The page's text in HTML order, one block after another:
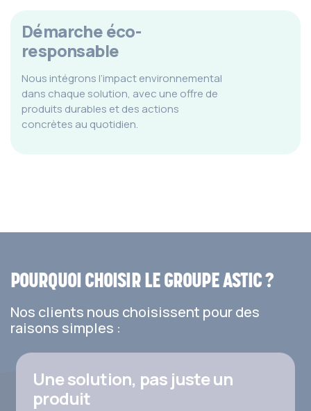
Démarche éco-
responsable
Nous intégrons l’impact environnemental
dans chaque solution, avec une offre de
produits durables et des actions
concrètes au quotidien.
POURQUOI CHOISIR LE GROUPE ASTIC ?
Nos clients nous choisissent pour des
raisons simples :
Une solution, pas juste un
produit